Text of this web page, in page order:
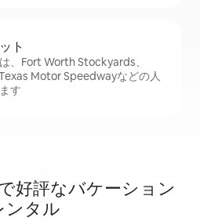
ト
、Fort Worth Stockyards、
Motor Speedwayなどの人
す
好評なバケーション
ンタル